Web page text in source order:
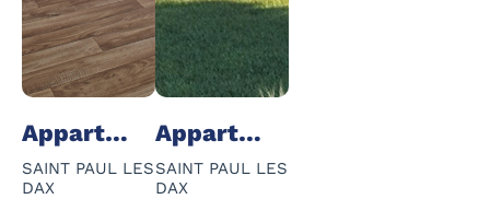
Appartement - 3 Pièce(s) - 72 m²
SAINT PAUL LES
DAX
Appartement - 3 Pièce(s) - 58 m²
SAINT PAUL LES
DAX